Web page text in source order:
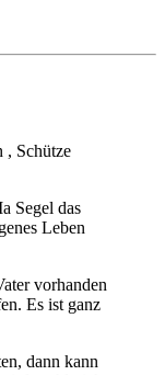
, Schütze
Segel das
Leben
vorhanden
Es ist ganz
dann kann